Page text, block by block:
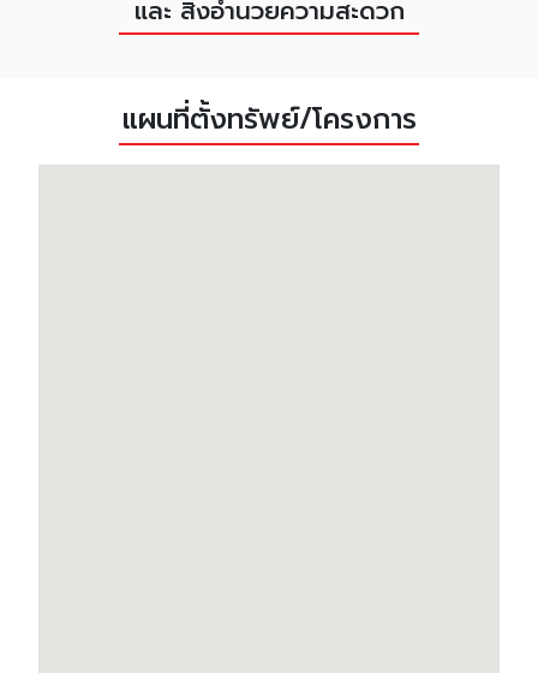
และ สิ่งอำนวยความสะดวก
แผนที่ตั้งทรัพย์/โครงการ